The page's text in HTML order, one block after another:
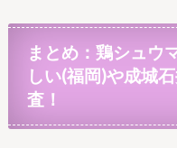
まとめ：鶏シュウ
しい(福岡)や成城
査！